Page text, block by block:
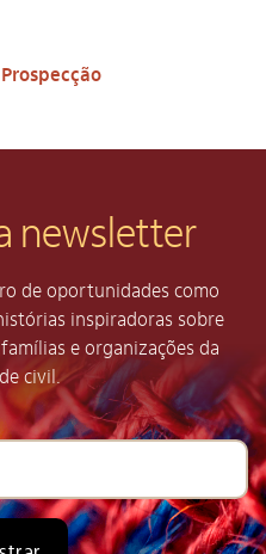
newsletter
de oportunidades como
inspiradoras sobre
e organizações da
civil.